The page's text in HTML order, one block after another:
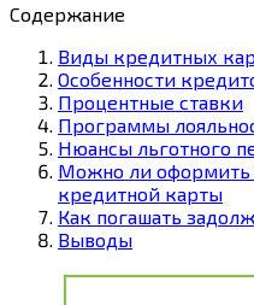
Содержание
Виды кредитных
Особенности
Процентные ставки
Программы
Нюансы льготного
Можно ли оформить
кредитной карты
Как погашать
Выводы